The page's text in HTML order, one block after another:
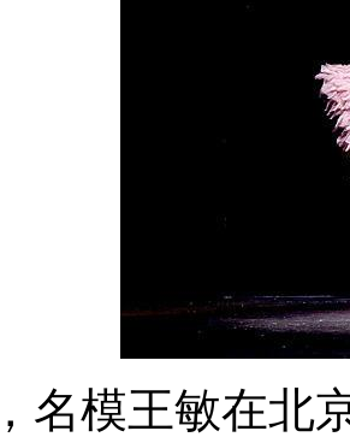
名模王敏在北